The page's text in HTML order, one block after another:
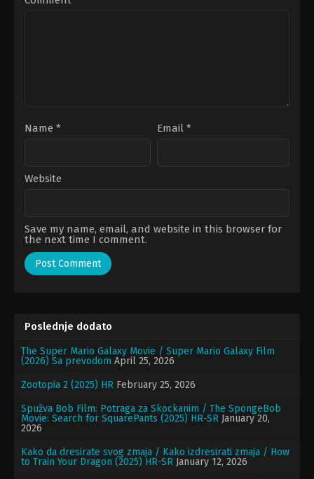
Name * Email *
Website
Save my name, email, and website in this browser for
the next time I comment.
Poslednje dodato
The Super Mario Galaxy Movie / Super Mario Galaxy Film
(2026) Sa prevodom April 25, 2026
Zootopia 2 (2025) HR February 25, 2026
Spužva Bob Film: Potraga za Skockanim / The SpongeBob
Movie: Search for SquarePants (2025) HR-SR January 20,
2026
Kako da dresirate svog zmaja / Kako izdresirati zmaja / How
to Train Your Dragon (2025) HR-SR January 12, 2026